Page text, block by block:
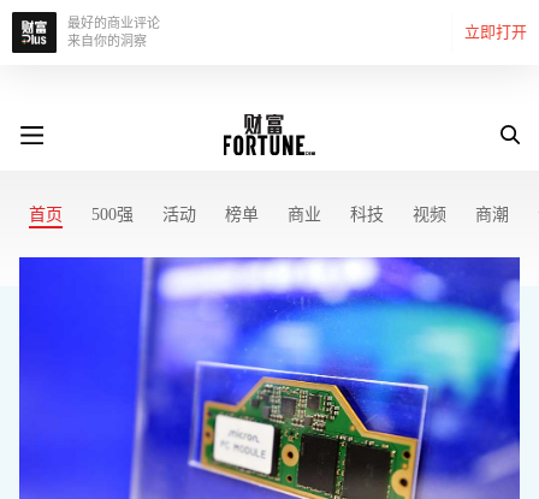
立即打开
最好的商业评论
来自你的洞察
首页 500强 活动 榜单 商业 科技 视频 商潮